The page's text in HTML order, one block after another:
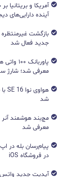
آمریکا و بریتانیا
آینده دارایی‌های
بازگشت
جدید فعال شد
معرفی شد؛ شارژ
شد
معرفی شد
پیام‌رسان بله در
در فروشگاه iOS